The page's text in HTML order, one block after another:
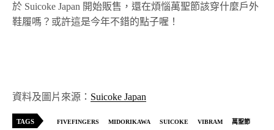
於 Suicoke Japan 開始販售，還在煩惱萬聖節該穿什麼戶外
鞋履嗎？或許這是今年不錯的點子喔！
資料及圖片來源： Suicoke Japan
TAGS FIVEFINGERS MIDORIKAWA SUICOKE VIBRAM 萬聖節